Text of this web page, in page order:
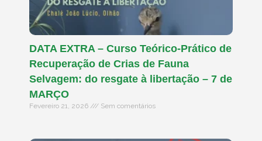
DATA EXTRA – Curso Teórico-Prático de
Recuperação de Crias de Fauna
Selvagem: do resgate à libertação – 7 de
MARÇO
Fevereiro 21, 2026 Sem comentários